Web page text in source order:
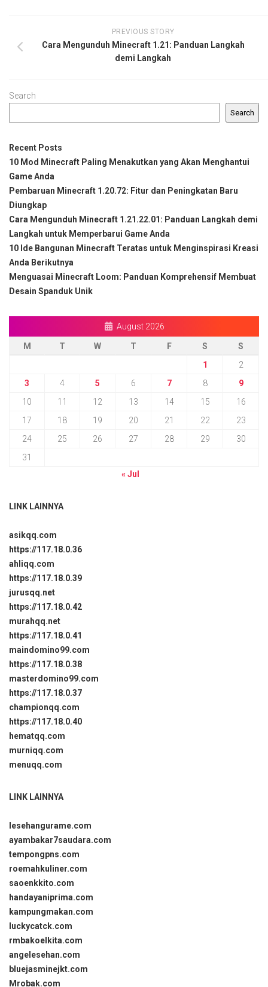
PREVIOUS STORY
Cara Mengunduh Minecraft 1.21: Panduan Langkah
demi Langkah
Search
Search
Recent Posts
10 Mod Minecraft Paling Menakutkan yang Akan Menghantui
Game Anda
Pembaruan Minecraft 1.20.72: Fitur dan Peningkatan Baru
Diungkap
Cara Mengunduh Minecraft 1.21.22.01: Panduan Langkah demi
Langkah untuk Memperbarui Game Anda
10 Ide Bangunan Minecraft Teratas untuk Menginspirasi Kreasi
Anda Berikutnya
Menguasai Minecraft Loom: Panduan Komprehensif Membuat
Desain Spanduk Unik
August 2026
M T W T F S
S
1
2
3
4 5 6 7 8
9
10
11 12 13 14 15
16
17
18 19 20 21 22
23
24
25 26 27 28 29
30
31
« Jul
LINK LAINNYA
asikqq.com
https://117.18.0.36
ahliqq.com
https://117.18.0.39
jurusqq.net
https://117.18.0.42
murahqq.net
https://117.18.0.41
maindomino99.com
https://117.18.0.38
masterdomino99.com
https://117.18.0.37
championqq.com
https://117.18.0.40
hematqq.com
murniqq.com
menuqq.com
LINK LAINNYA
lesehangurame.com
ayambakar7saudara.com
tempongpns.com
roemahkuliner.com
saoenkkito.com
handayaniprima.com
kampungmakan.com
luckycatck.com
rmbakoelkita.com
angelesehan.com
bluejasminejkt.com
Mrobak.com